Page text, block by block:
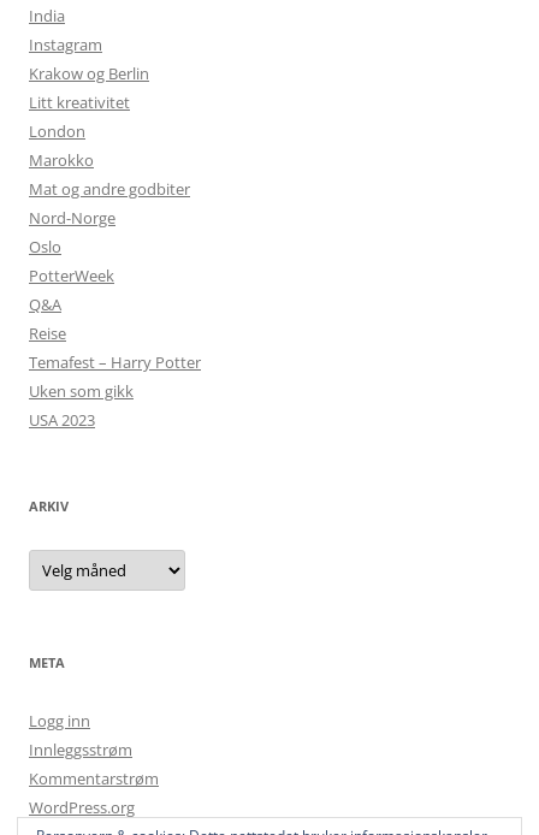
India
Instagram
Krakow og Berlin
Litt kreativitet
London
Marokko
Mat og andre godbiter
Nord-Norge
Oslo
PotterWeek
Q&A
Reise
Temafest – Harry Potter
Uken som gikk
USA 2023
ARKIV
Arkiv
META
Logg inn
Innleggsstrøm
Kommentarstrøm
WordPress.org